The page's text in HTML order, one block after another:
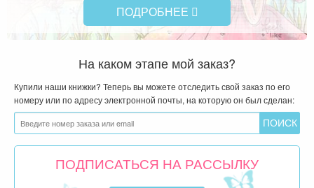
ПОДРОБНЕЕ
На каком этапе мой заказ?
Купили наши книжки? Теперь вы можете отследить свой заказ по его
номеру или по адресу электронной почты, на которую он был сделан:
ПОДПИСАТЬСЯ НА РАССЫЛКУ